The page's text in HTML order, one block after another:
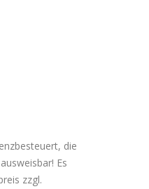
die
Es
zzgl.